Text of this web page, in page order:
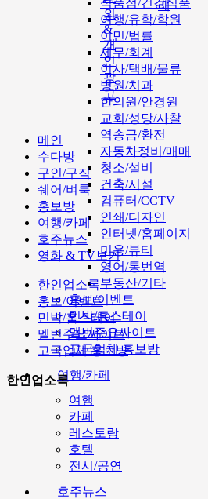
식품점/건강식품
여행/유학/학원
이민/법률
세무/회계
이사/택배/물류
병원/치과
한의원/안경원
교회/성당/사찰
역송금/환전
자동차정비/매매
청소/설비
건축/시설
컴퓨터/CCTV
인쇄/디자인
인터넷/홈페이지
미용/뷰티
영어/통번역
부동산/기타
홍보/이벤트
민박/홈스테이
멜번주요싸이트
고국업체 홍보방
여행/카페
여행
카페
레스토랑
호텔
전시/공연
호주뉴스
외
&
개
인
광
고
래
메인
수다방
구인/구직
쉐어/벼룩
홍보방
여행/카페
호주뉴스
영화 & TV보기
한인업소록
홍보/이벤트
민박/홈스테이
멜번주요싸이트
고국업체 홍보방
한인업소록